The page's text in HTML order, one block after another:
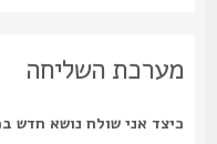
מערכת השליחה
כיצד אני שולח נושא חדש